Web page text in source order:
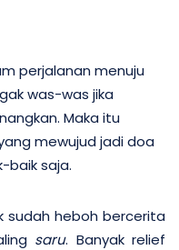
perjalanan menuju
was-was jika
Maka itu
mewujud jadi doa
baik saja.
sudah heboh bercerita
saru. Banyak relief